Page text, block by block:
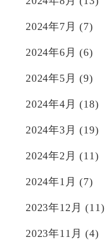
2024年7月 (7)
2024年6月 (6)
2024年5月 (9)
2024年4月 (18)
2024年3月 (19)
2024年2月 (11)
2024年1月 (7)
2023年12月 (11)
2023年11月 (4)